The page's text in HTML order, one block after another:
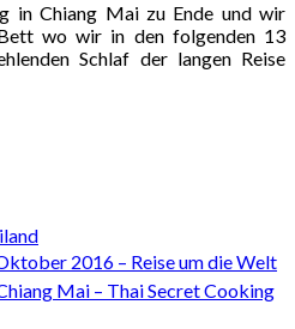
in Chiang Mai zu Ende und wir
wo wir in den folgenden 13
Schlaf der langen Reise
2016 – Reise um die Welt
Mai – Thai Secret Cooking